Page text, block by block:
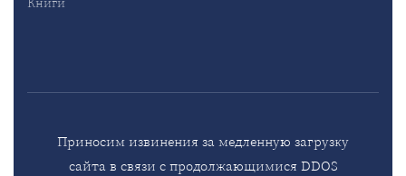
Приносим извинения за медленную загрузку
сайта в связи с продолжающимися DDOS